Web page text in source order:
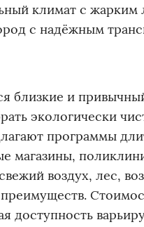
климат с
с надёжным
близкие и
экологически
программы
магазины,
воздух, лес,
доступность